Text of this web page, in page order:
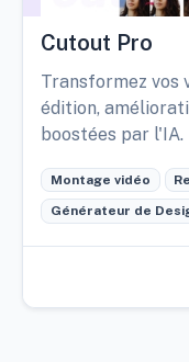
Cutout Pro
Transformez vos
édition,
boostées par l'IA.
Montage vidéo
Générateur de